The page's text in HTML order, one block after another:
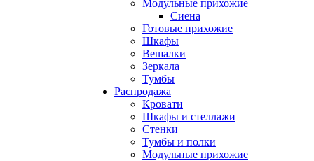
Модульные прихожие
Сиена
Готовые прихожие
Шкафы
Вешалки
Зеркала
Тумбы
Распродажа
Кровати
Шкафы и стеллажи
Стенки
Тумбы и полки
Модульные прихожие